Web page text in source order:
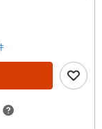
41号線すぐ、車
小中学校にほど近
駅前公園」や「加
に感じられる住環
ルーフバルコニー、
並列駐車2台可！お
！■浴室には窓や追